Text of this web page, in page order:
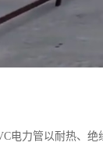
电力管以耐热、